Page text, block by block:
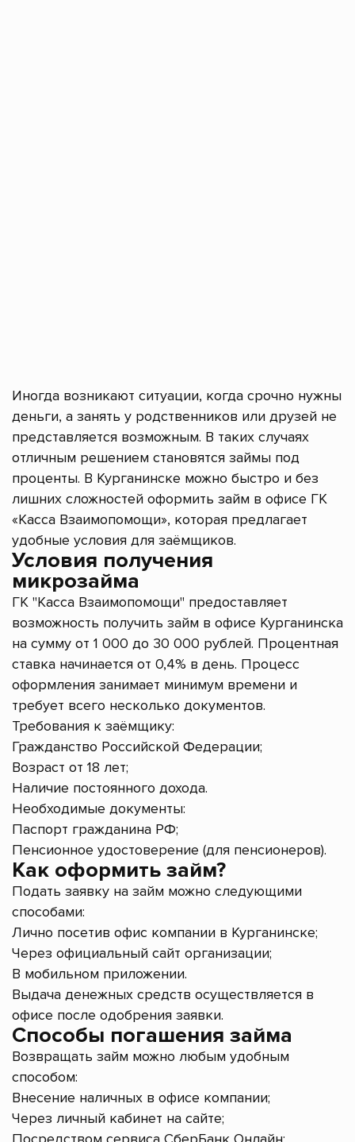
Иногда возникают ситуации, когда срочно нужны
деньги, а занять у родственников или друзей не
представляется возможным. В таких случаях
отличным решением становятся займы под
проценты. В Курганинске можно быстро и без
лишних сложностей оформить займ в офисе ГК
«Касса Взаимопомощи», которая предлагает
удобные условия для заёмщиков.
Условия получения
микрозайма
ГК "Касса Взаимопомощи" предоставляет
возможность получить займ в офисе Курганинска
на сумму от 1 000 до 30 000 рублей. Процентная
ставка начинается от 0,4% в день. Процесс
оформления занимает минимум времени и
требует всего несколько документов.
Требования к заёмщику:
Гражданство Российской Федерации;
Возраст от 18 лет;
Наличие постоянного дохода.
Необходимые документы:
Паспорт гражданина РФ;
Пенсионное удостоверение (для пенсионеров).
Как оформить займ?
Подать заявку на займ можно следующими
способами:
Лично посетив офис компании в Курганинске;
Через официальный сайт организации;
В мобильном приложении.
Выдача денежных средств осуществляется в
офисе после одобрения заявки.
Способы погашения займа
Возвращать займ можно любым удобным
способом:
Внесение наличных в офисе компании;
Через личный кабинет на сайте;